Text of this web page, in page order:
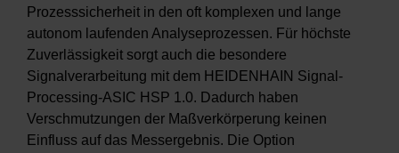
Prozesssicherheit in den oft komplexen und lange
autonom laufenden Analyseprozessen. Für höchste
Zuverlässigkeit sorgt auch die besondere
Signalverarbeitung mit dem HEIDENHAIN Signal-
Processing-ASIC HSP 1.0. Dadurch haben
Verschmutzungen der Maßverkörperung keinen
Einfluss auf das Messergebnis. Die Option